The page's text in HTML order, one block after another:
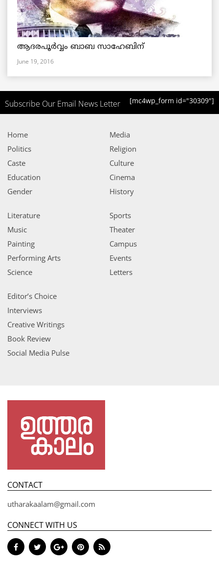
ആദരപൂര്‍വ്വം ബാബ സാഹേബിന്
June 19, 2016
Subscribe Our Email News Letter [mc4wp_form id="30309"]
Home
Politics
Caste
Education
Gender
Media
Religion
Culture
Cinema
History
Literature
Music
Painting
Performing Arts
Science
Sports
Theater
Campus
Events
Letters
Editor’s Choice
Interviews
Creative Writings
Book Review
Social Media Pulse
CONTACT
utharakaalam@gmail.com
CONNECT WITH US